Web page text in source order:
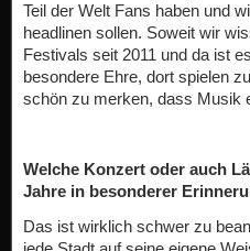
Teil der Welt Fans haben und
headlinen sollen. Soweit wir
Festivals seit 2011 und da ist
besondere Ehre, dort spielen
schön zu merken, dass Musik
Welche Konzert oder auch
Jahre in besonderer
Das ist wirklich schwer zu